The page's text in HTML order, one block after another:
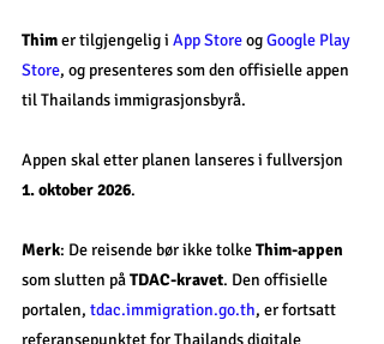
Thim er tilgjengelig i App Store og Google Play
Store, og presenteres som den offisielle appen
til Thailands immigrasjonsbyrå.
Appen skal etter planen lanseres i fullversjon
1. oktober 2026.
Merk: De reisende bør ikke tolke Thim-appen
som slutten på TDAC-kravet. Den offisielle
portalen, tdac.immigration.go.th, er fortsatt